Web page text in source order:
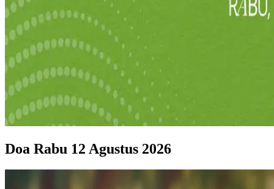
Doa Rabu 12 Agustus 2026